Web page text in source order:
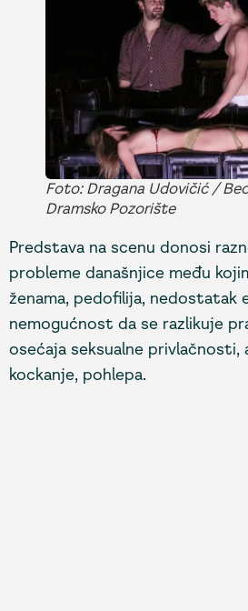
Foto: Dragana Udovičić /
Dramsko Pozorište
Predstava na scenu donosi
probleme današnjice među
ženama, pedofilija, nedostatak
nemogućnost da se razlikuje
osećaja seksualne privlačnosti,
kockanje, pohlepa.